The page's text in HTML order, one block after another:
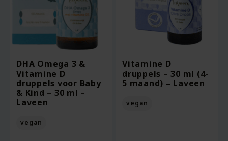
DHA Omega 3 &
Vitamine D
druppels voor Baby
& Kind – 30 ml –
Laveen
vegan
Vitamine D
druppels – 30 ml (4-
5 maand) – Laveen
vegan